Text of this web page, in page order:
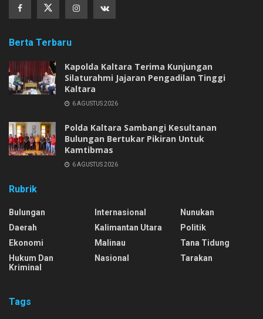
Berta Terbaru
Kapolda Kaltara Terima Kunjungan
Silaturahmi Jajaran Pengadilan Tinggi
Kaltara
6 AGUSTUS 2026
Polda Kaltara Sambangi Kesultanan
Bulungan Bertukar Pikiran Untuk
Kamtibmas
6 AGUSTUS 2026
Rubrik
Bulungan
Daerah
Ekonomi
Hukum Dan
Kriminal
Internasional
Kalimantan Utara
Malinau
Nasional
Nunukan
Politik
Tana Tidung
Tarakan
Tags